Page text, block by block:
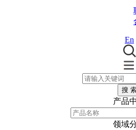
En
搜
产品
领域